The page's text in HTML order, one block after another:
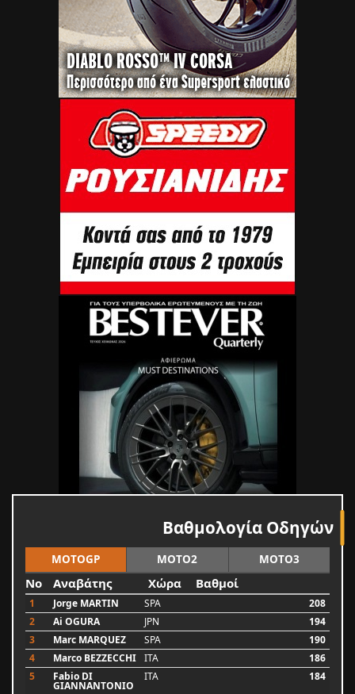
Βαθμολογία Οδηγών
MOTOGP MOTO2 MOTO3
No Αναβάτης Χώρα Βαθμοί
1 Jorge MARTIN SPA
208
2
Ai OGURA JPN
194
3
Marc MARQUEZ SPA
190
4
Marco BEZZECCHI ITA
186
5
Fabio DI
GIANNANTONIO
ITA 184